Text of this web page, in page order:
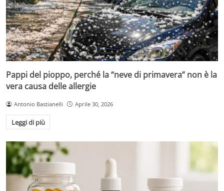
Pappi del pioppo, perché la “neve di primavera” non è la
vera causa delle allergie
Antonio Bastianelli Aprile 30, 2026
Leggi di più